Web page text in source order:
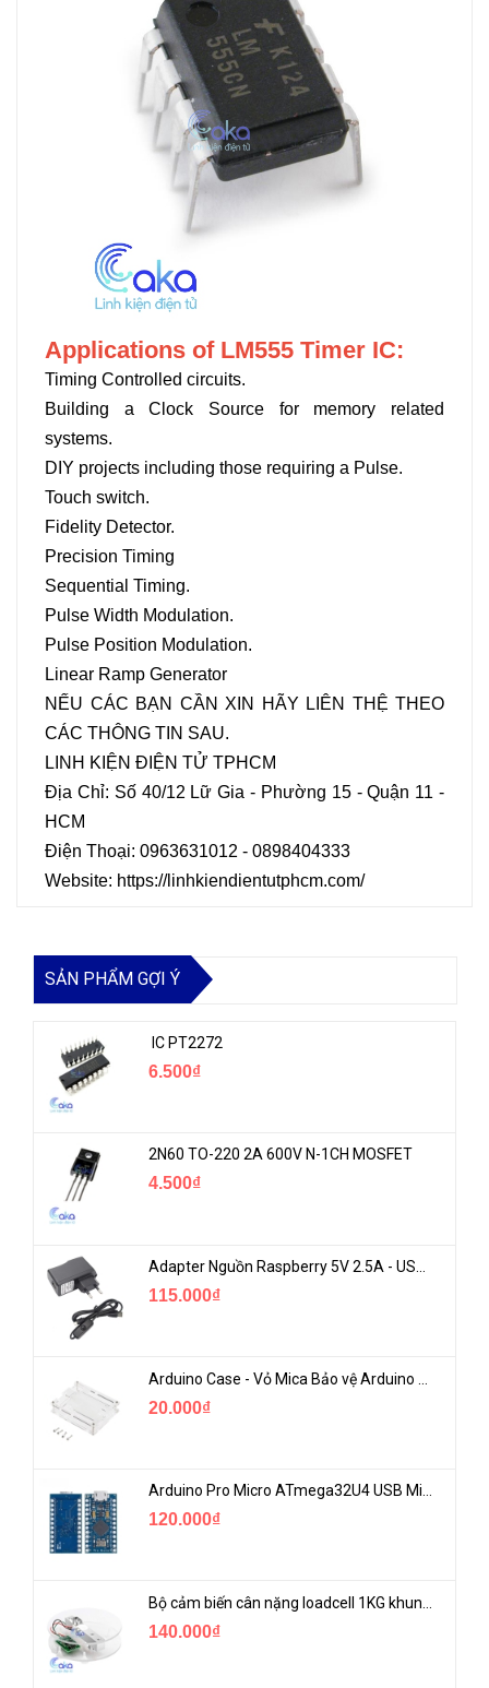
Applications of LM555 Timer IC:
Timing Controlled circuits.
Building a Clock Source for memory related
systems.
DIY projects including those requiring a Pulse.
Touch switch.
Fidelity Detector.
Precision Timing
Sequential Timing.
Pulse Width Modulation.
Pulse Position Modulation.
Linear Ramp Generator
NẾU CÁC BẠN CẦN XIN HÃY LIÊN THỆ THEO
CÁC THÔNG TIN SAU.
LINH KIỆN ĐIỆN TỬ TPHCM
Địa Chỉ: Số 40/12 Lữ Gia - Phường 15 - Quận 11 -
HCM
Điện Thoại: 0963631012 - 0898404333
Website: https://linhkiendientutphcm.com/
SẢN PHẨM GỢI Ý
IC PT2272
6.500₫
2N60 TO-220 2A 600V N-1CH MOSFET
4.500₫
115.000₫
20.000₫
120.000₫
140.000₫